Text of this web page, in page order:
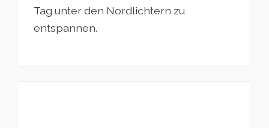
Tag unter den Nordlichtern zu
entspannen.